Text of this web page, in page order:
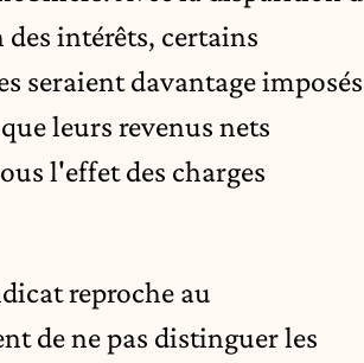
intérêts, certains
seraient davantage imposés
leurs revenus nets
l'effet des charges
reproche au
de ne pas distinguer les